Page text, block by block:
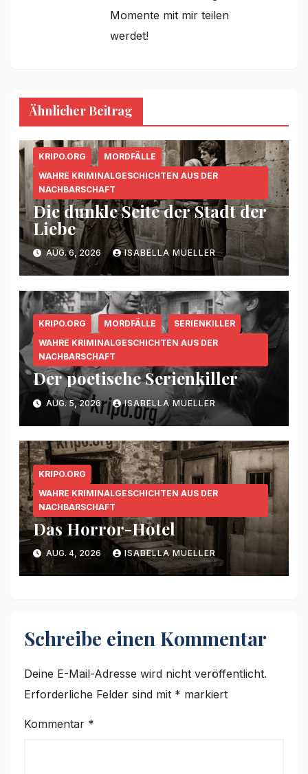
Momente mit mir teilen
werdet!
Ähnlicher Beitrag
KRIPO.ORG
MORDFÄLLE
WAHRE KRIMINALGESCHICHTEN AUS DER
NACHBARSCHAFT
Die dunkle Seite der Stadt der
Liebe
AUG. 6, 2026 ISABELLA MUELLER
KRIPO.ORG MORDFÄLLE
SERIENKILLER
WAHRE KRIMINALGESCHICHTEN AUS DER
NACHBARSCHAFT
Der poetische Serienkiller
AUG. 5, 2026 ISABELLA MUELLER
KRIPO.ORG
WAHRE KRIMINALGESCHICHTEN AUS DER
NACHBARSCHAFT
Das Horror-Hotel
AUG. 4, 2026 ISABELLA MUELLER
Schreibe einen Kommentar
Deine E-Mail-Adresse wird nicht veröffentlicht.
Erforderliche Felder sind mit * markiert
Kommentar *